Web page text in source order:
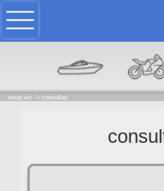
estas en: -> consultas